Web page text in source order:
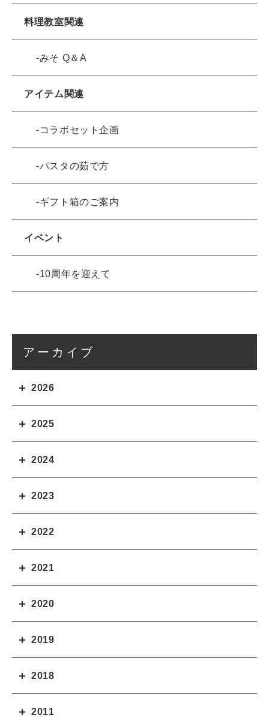
料理教室関連
みそ Q＆A
アイテム関連
コラボセット企画
パスタの茹で方
ギフト箱のご案内
イベント
10周年を迎えて
アーカイブ
2026
2025
2024
2023
2022
2021
2020
2019
2018
2011